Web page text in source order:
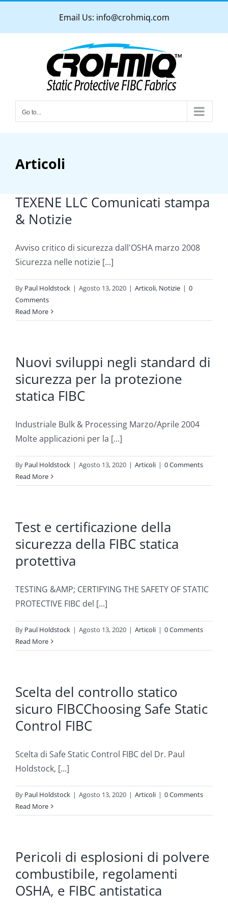
content
Email Us: info@crohmiq.com
Go to...
Articoli
TEXENE LLC Comunicati stampa
& Notizie
Avviso critico di sicurezza dall'OSHA marzo 2008
Sicurezza nelle notizie [...]
By Paul Holdstock | Agosto 13, 2020 | Articoli, Notizie | 0
Comments
Read More
Nuovi sviluppi negli standard di
sicurezza per la protezione
statica FIBC
Industriale Bulk & Processing Marzo/Aprile 2004
Molte applicazioni per la [...]
By Paul Holdstock | Agosto 13, 2020 | Articoli | 0 Comments
Read More
Test e certificazione della
sicurezza della FIBC statica
protettiva
TESTING &AMP; CERTIFYING THE SAFETY OF STATIC
PROTECTIVE FIBC del [...]
By Paul Holdstock | Agosto 13, 2020 | Articoli | 0 Comments
Read More
Scelta del controllo statico
sicuro FIBCChoosing Safe Static
Control FIBC
Scelta di Safe Static Control FIBC del Dr. Paul
Holdstock, [...]
By Paul Holdstock | Agosto 13, 2020 | Articoli | 0 Comments
Read More
Pericoli di esplosioni di polvere
combustibile, regolamenti
OSHA, e FIBC antistatica